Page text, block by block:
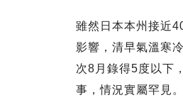
雖然日本本州接近
影響，清早氣溫寒
次8月錄得5度以下
事，情況實屬罕見。